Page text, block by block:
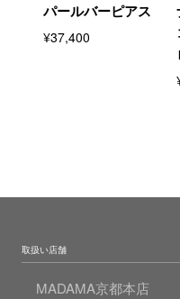
パールバーピアス
¥37,400
取扱い店舗
MADAMA京都本店